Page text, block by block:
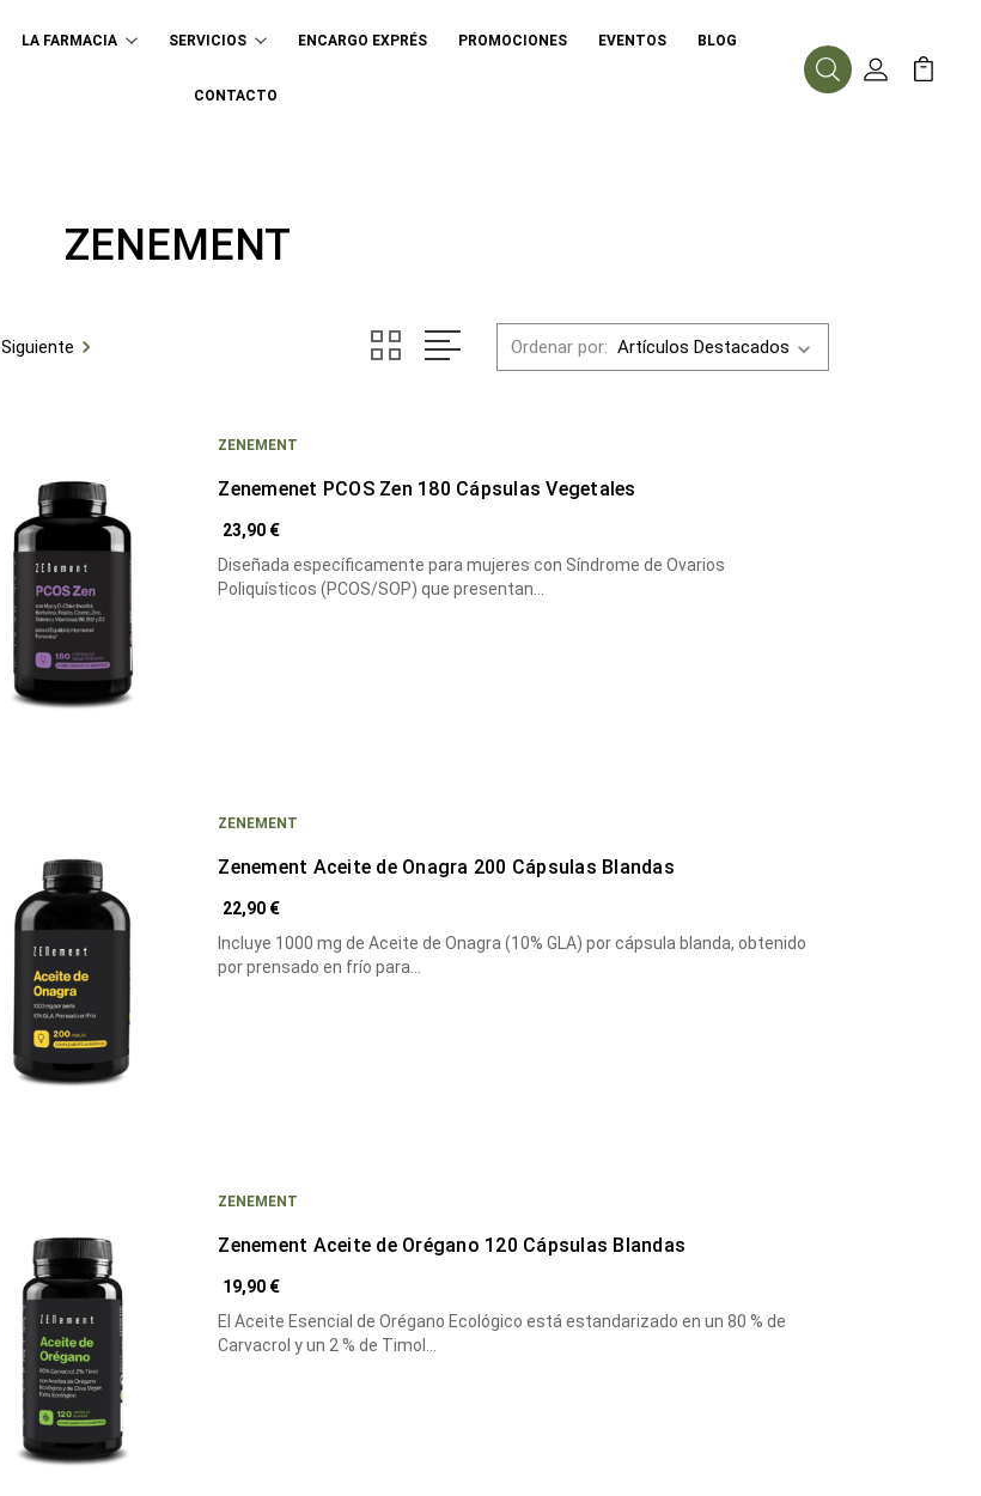
LA FARMACIA SERVICIOS ENCARGO EXPRÉS PROMOCIONES EVENTOS BLOG
CONTACTO
BuscarMi Cuenta
Mi
ZENEMENT
Siguiente Ordenar por:
ZENEMENT
Zenemenet PCOS Zen 180 Cápsulas Vegetales
23,90 €
Diseñada específicamente para mujeres con Síndrome de Ovarios
Poliquísticos (PCOS/SOP) que presentan…
ZENEMENT
Zenement Aceite de Onagra 200 Cápsulas Blandas
22,90 €
Incluye 1000 mg de Aceite de Onagra (10% GLA) por cápsula blanda, obtenido
por prensado en frío para…
ZENEMENT
Zenement Aceite de Orégano 120 Cápsulas Blandas
19,90 €
El Aceite Esencial de Orégano Ecológico está estandarizado en un 80 % de
Carvacrol y un 2 % de Timol…